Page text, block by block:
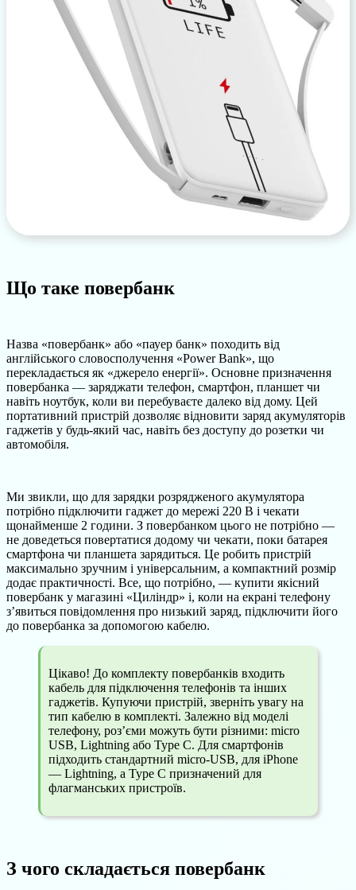
Що таке повербанк
Назва «повербанк» або «пауер банк» походить від
англійського словосполучення «Power Bank», що
перекладається як «джерело енергії». Основне призначення
повербанка — заряджати телефон, смартфон, планшет чи
навіть ноутбук, коли ви перебуваєте далеко від дому. Цей
портативний пристрій дозволяє відновити заряд акумуляторів
гаджетів у будь-який час, навіть без доступу до розетки чи
автомобіля.
Ми звикли, що для зарядки розрядженого акумулятора
потрібно підключити гаджет до мережі 220 В і чекати
щонайменше 2 години. З повербанком цього не потрібно —
не доведеться повертатися додому чи чекати, поки батарея
смартфона чи планшета зарядиться. Це робить пристрій
максимально зручним і універсальним, а компактний розмір
додає практичності. Все, що потрібно, — купити якісний
повербанк у магазині «Циліндр» і, коли на екрані телефону
з’явиться повідомлення про низький заряд, підключити його
до повербанка за допомогою кабелю.
Цікаво! До комплекту повербанків входить
кабель для підключення телефонів та інших
гаджетів. Купуючи пристрій, зверніть увагу на
тип кабелю в комплекті. Залежно від моделі
телефону, роз’єми можуть бути різними: micro
USB, Lightning або Type C. Для смартфонів
підходить стандартний micro-USB, для iPhone
— Lightning, а Type C призначений для
флагманських пристроїв.
З чого складається повербанк